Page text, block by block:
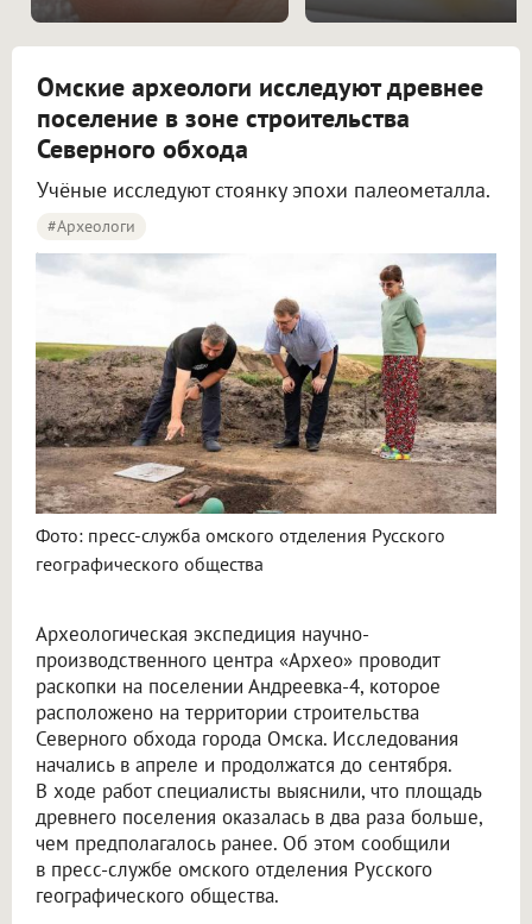
Омские археологи исследуют древнее
поселение в зоне строительства
Северного обхода
Учёные исследуют стоянку эпохи палеометалла.
#археологи
Фото: пресс-служба омского отделения Русского
географического общества
Археологическая экспедиция научно-
производственного центра «Архео» проводит
раскопки на поселении Андреевка-4, которое
расположено на территории строительства
Северного обхода города Омска. Исследования
начались в апреле и продолжатся до сентября.
В ходе работ специалисты выяснили, что площадь
древнего поселения оказалась в два раза больше,
чем предполагалось ранее. Об этом сообщили
в пресс-службе омского отделения Русского
географического общества.